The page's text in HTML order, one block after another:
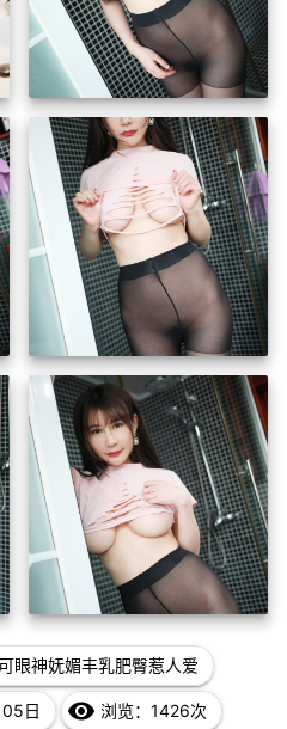
眼神妩媚丰乳肥臀惹人爱
日 remove_red_eye 浏览：1426次